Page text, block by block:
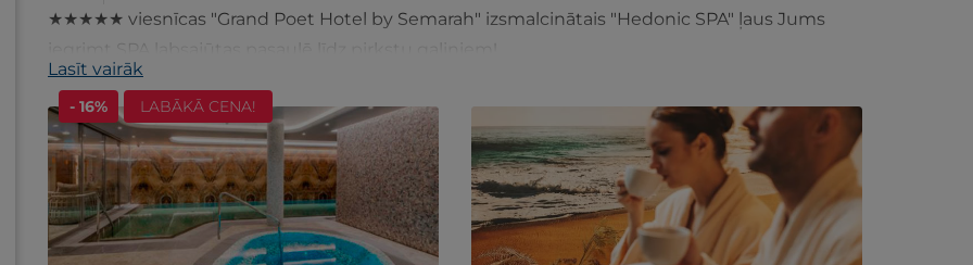
★★★★★ viesnīcas "Grand Poet Hotel by Semarah" izsmalcinātais "Hedonic SPA" ļaus Jums
iegrimt SPA labsajūtas pasaulē līdz pirkstu galiņiem!
Lasīt vairāk
- 16% LABĀKĀ CENA!